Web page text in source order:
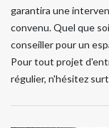
garantira une
convenu. Quel que
conseiller pour un
Pour tout projet
régulier, n'hésitez